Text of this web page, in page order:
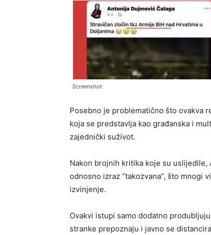
Screenshot
Posebno je problematično što ovakva
koja se predstavlja kao građanska i
zajednički suživot.
Nakon brojnih kritika koje su uslijedile,
odnosno izraz “takozvana”, što mnogi
izvinjenje.
Ovakvi istupi samo dodatno
stranke prepoznaju i javno se